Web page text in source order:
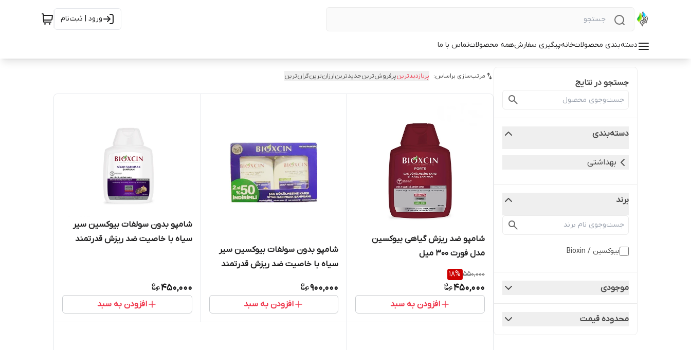
ورود | ثبت‌نام
دسته‌بندی محصولاتخانهپیگیری سفارشهمه محصولاتتماس با ما
جستجو در نتایج
دسته‌بندی
بهداشتی
برند
بیوکسین / Bioxin
موجودی
محدوده قیمت
مرتب‌سازی براساس: پربازدیدترینپرفروش‌ترینجدیدترینارزان‌ترینگران‌ترین
شامپو ضد ریزش گیاهی بیوکسین
مدل فورت 300 میل
550,000
18%
450,000
افزودن به سبد
شامپو بدون سولفات بیوکسین سیر
سیاه با خاصیت ضد ریزش قدرتمند
900,000
افزودن به سبد
شامپو بدون سولفات بیوکسین سیر
سیاه با خاصیت ضد ریزش قدرتمند
450,000
افزودن به سبد